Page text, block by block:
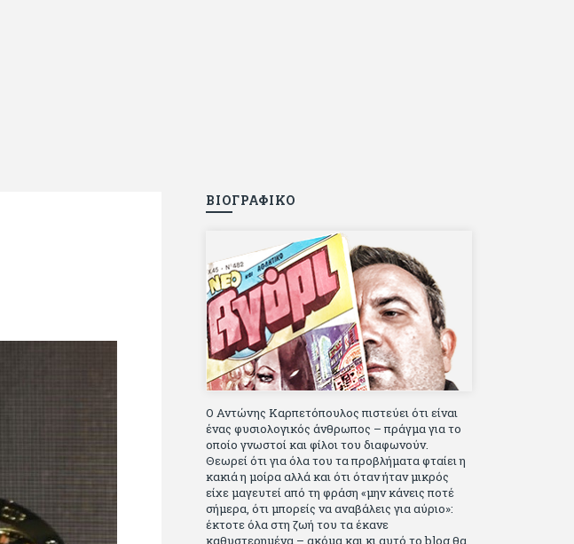
ΒΙΟΓΡΑΦΙΚΟ
Ο Αντώνης Καρπετόπουλος πιστεύει ότι είναι
ένας φυσιολογικός άνθρωπος – πράγμα για το
οποίο γνωστοί και φίλοι του διαφωνούν.
Θεωρεί ότι για όλα του τα προβλήματα φταίει η
κακιά η μοίρα αλλά και ότι όταν ήταν μικρός
είχε μαγευτεί από τη φράση «μην κάνεις ποτέ
σήμερα, ότι μπορείς να αναβάλεις για αύριο»:
έκτοτε όλα στη ζωή του τα έκανε
καθυστερημένα – ακόμα και κι αυτό το blog θα